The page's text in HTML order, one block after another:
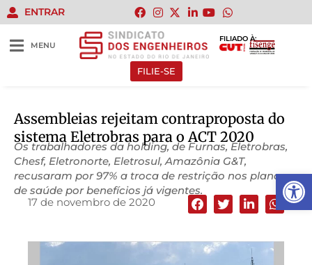
Abrir
ENTRAR
MENU
FILIADO À:
FILIE-SE
Assembleias rejeitam contraproposta do
sistema Eletrobras para o ACT 2020
Os trabalhadores da holding, de Furnas, Eletrobras,
Chesf, Eletronorte, Eletrosul, Amazônia G&T,
recusaram por 97% a troca de restrição nos planos
de saúde por benefícios já vigentes.
17 de novembro de 2020